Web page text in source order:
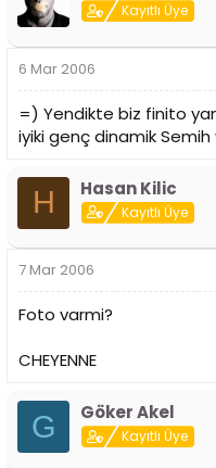
Kayıtlı Üye
6 Mar 2006
=) Yendikte biz finito
iyiki genç dinamik Semih
H Hasan Kilic
Kayıtlı Üye
7 Mar 2006
Foto varmi?
CHEYENNE
G Göker Akel
Kayıtlı Üye